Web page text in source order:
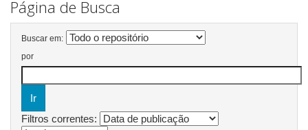
Página de Busca
Buscar em:
por
Filtros correntes: